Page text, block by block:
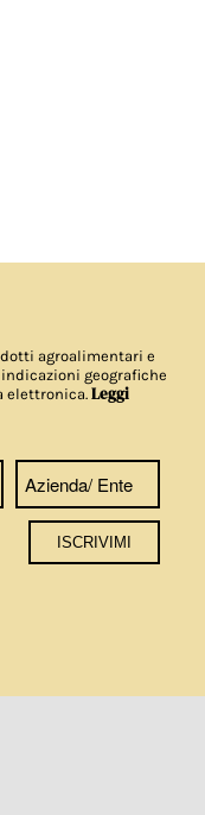
agroalimentari e
geografiche
elettronica.Leggi